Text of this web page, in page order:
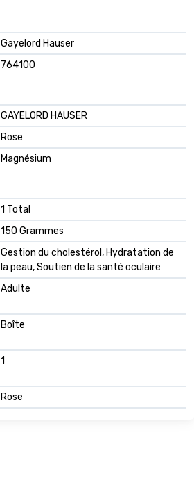
Gayelord Hauser
764100
GAYELORD HAUSER
Rose
Magnésium
1 Total
150 Grammes
Gestion du cholestérol, Hydratation de
la peau, Soutien de la santé oculaire
Adulte
Boîte
1
Rose